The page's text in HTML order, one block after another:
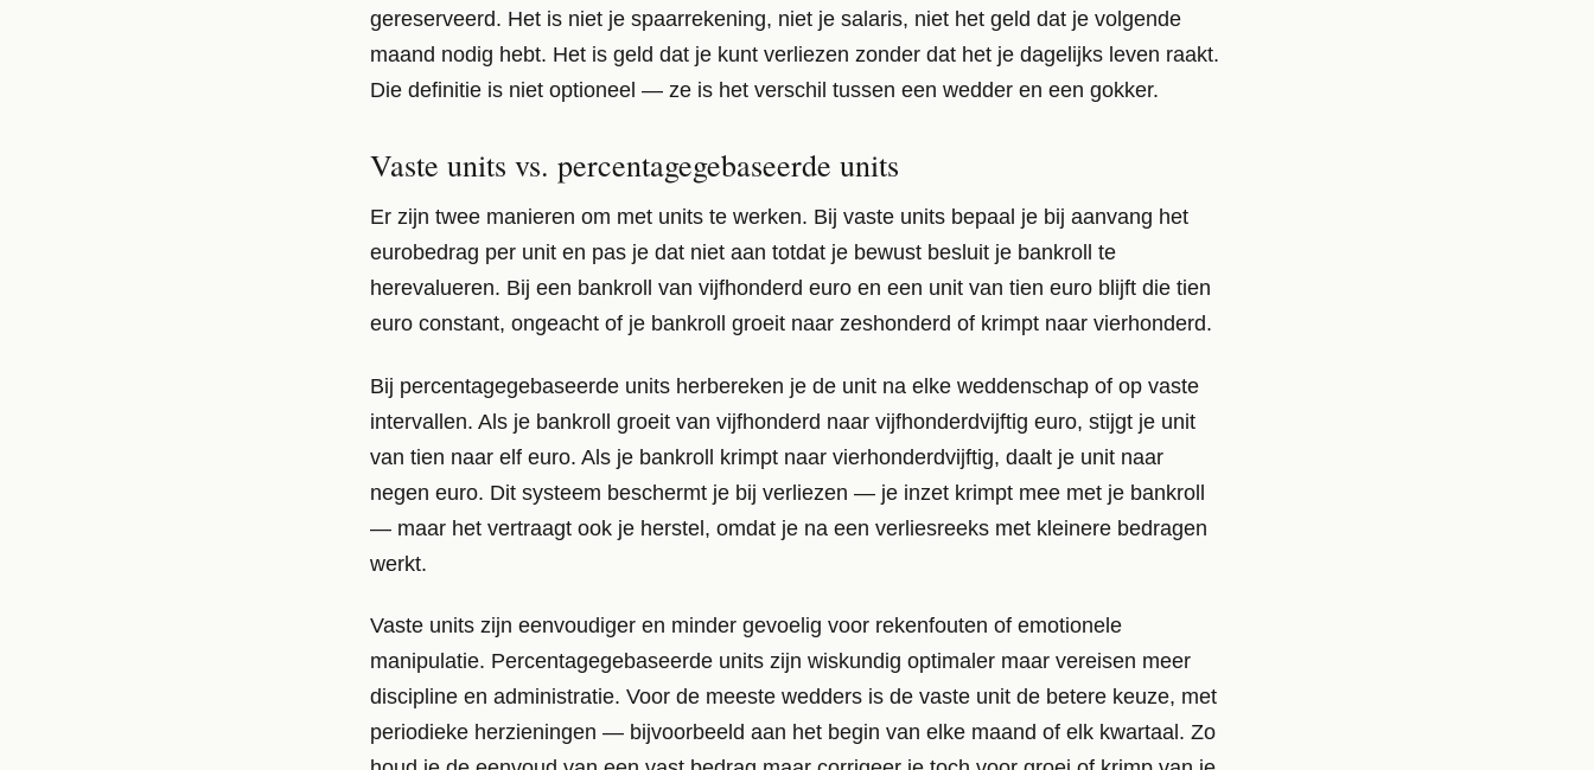
gereserveerd. Het is niet je spaarrekening, niet je salaris, niet het geld dat je volgende
maand nodig hebt. Het is geld dat je kunt verliezen zonder dat het je dagelijks leven raakt.
Die definitie is niet optioneel — ze is het verschil tussen een wedder en een gokker.
Vaste units vs. percentagegebaseerde units
Er zijn twee manieren om met units te werken. Bij vaste units bepaal je bij aanvang het
eurobedrag per unit en pas je dat niet aan totdat je bewust besluit je bankroll te
herevalueren. Bij een bankroll van vijfhonderd euro en een unit van tien euro blijft die tien
euro constant, ongeacht of je bankroll groeit naar zeshonderd of krimpt naar vierhonderd.
Bij percentagegebaseerde units herbereken je de unit na elke weddenschap of op vaste
intervallen. Als je bankroll groeit van vijfhonderd naar vijfhonderdvijftig euro, stijgt je unit
van tien naar elf euro. Als je bankroll krimpt naar vierhonderdvijftig, daalt je unit naar
negen euro. Dit systeem beschermt je bij verliezen — je inzet krimpt mee met je bankroll
— maar het vertraagt ook je herstel, omdat je na een verliesreeks met kleinere bedragen
werkt.
Vaste units zijn eenvoudiger en minder gevoelig voor rekenfouten of emotionele
manipulatie. Percentagegebaseerde units zijn wiskundig optimaler maar vereisen meer
discipline en administratie. Voor de meeste wedders is de vaste unit de betere keuze, met
periodieke herzieningen — bijvoorbeeld aan het begin van elke maand of elk kwartaal. Zo